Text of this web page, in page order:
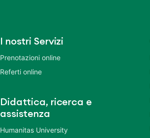
I nostri Servizi
Prenotazioni online
Referti online
Didattica, ricerca e
assistenza
Humanitas University